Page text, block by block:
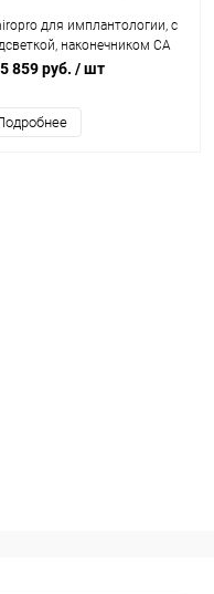
для имплантологии, с
наконечником CA
L Micro Series KM
859 руб. / шт